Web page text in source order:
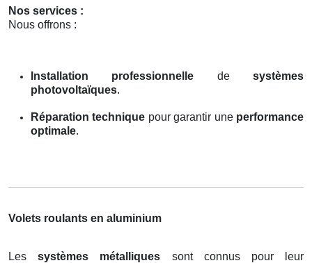
Nos services :
Nous offrons :
Installation professionnelle desystèmes
photovoltaïques.
Réparation technique pour garantir une performance
optimale.
Volets roulants en aluminium
Lessystèmes métalliques sont connus pour leur